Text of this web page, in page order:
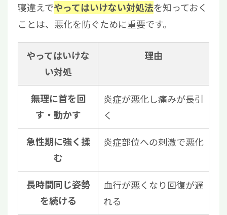
寝違えでやってはいけない対処法を知っておく
ことは、悪化を防ぐために重要です。
やってはいけな
い対処
理由
無理に首を回
す・動かす
炎症が悪化し痛みが長引
く
急性期に強く揉
む
炎症部位への刺激で悪化
長時間同じ姿勢
を続ける
血行が悪くなり回復が遅
れる